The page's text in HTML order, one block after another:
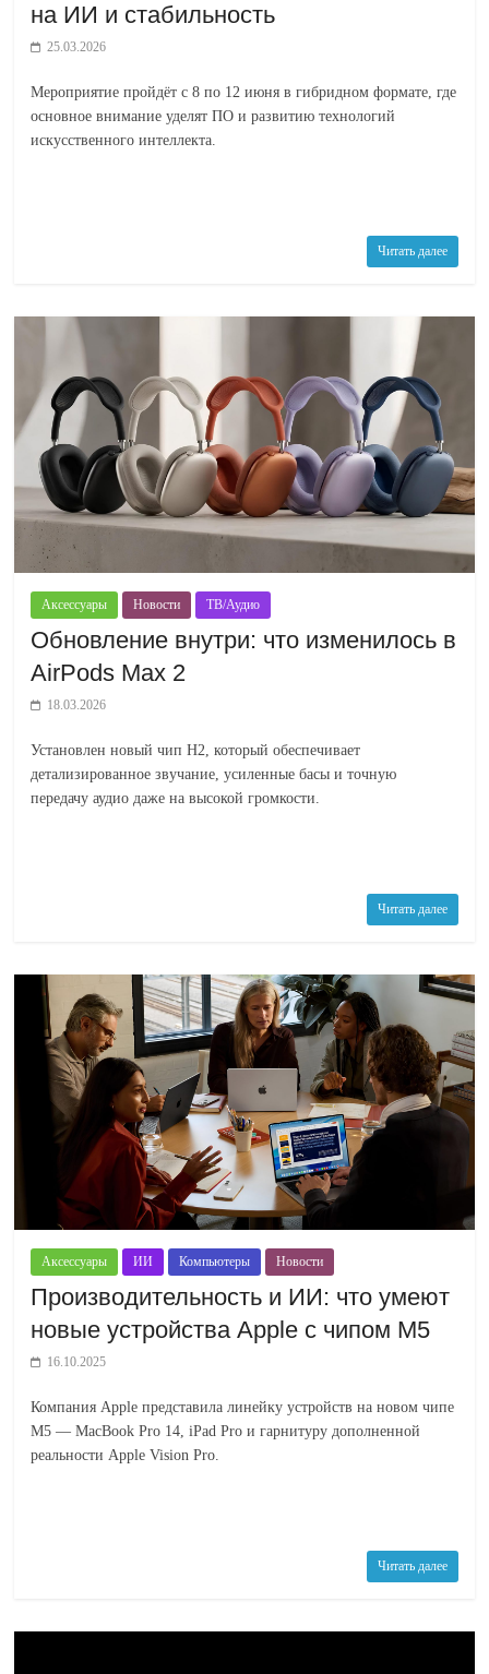
на ИИ и стабильность
25.03.2026
Мероприятие пройдёт с 8 по 12 июня в гибридном формате, где
основное внимание уделят ПО и развитию технологий
искусственного интеллекта.
Читать далее
Аксессуары Новости ТВ/Аудио
Обновление внутри: что изменилось в
AirPods Max 2
18.03.2026
Установлен новый чип H2, который обеспечивает
детализированное звучание, усиленные басы и точную
передачу аудио даже на высокой громкости.
Читать далее
Аксессуары ИИ Компьютеры Новости
Производительность и ИИ: что умеют
новые устройства Apple с чипом M5
16.10.2025
Компания Apple представила линейку устройств на новом чипе
M5 — MacBook Pro 14, iPad Pro и гарнитуру дополненной
реальности Apple Vision Pro.
Читать далее